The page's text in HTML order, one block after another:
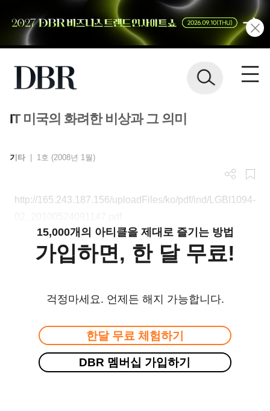
IT 미국의 화려한 비상과 그 의미
기타 1호 (2008년 1월)
http://165.243.187.156/uploadFiles/ko/pdf/ind/LGBI1094-
15,000개의 아티클을 제대로 즐기는 방법
가입하면, 한 달 무료!
걱정마세요. 언제든 해지 가능합니다.
한달 무료 체험하기
DBR 멤버십 가입하기